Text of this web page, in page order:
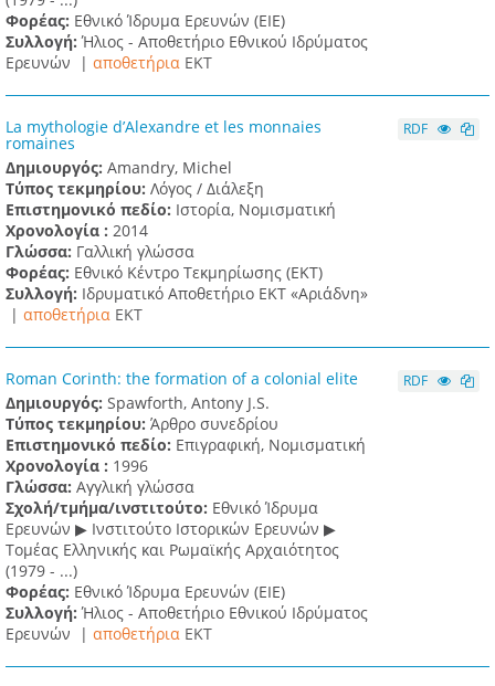
Φορέας: Εθνικό Ίδρυμα Ερευνών (ΕΙΕ)
Συλλογή:Ήλιος - Αποθετήριο Εθνικού Ιδρύματος
Ερευνών | αποθετήρια EKT
La mythologie d’Alexandre et les monnaies
romaines
Δημιουργός: Amandry, Michel
Τύπος τεκμηρίου: Λόγος / Διάλεξη
Επιστημονικό πεδίο: Ιστορία, Νομισματική
Χρονολογία : 2014
Γλώσσα: Γαλλική γλώσσα
Φορέας: Εθνικό Κέντρο Τεκμηρίωσης (ΕΚΤ)
Συλλογή: Ιδρυματικό Αποθετήριο ΕΚΤ «Αριάδνη»
| αποθετήρια EKT
RDF
Roman Corinth: the formation of a colonial elite
Δημιουργός: Spawforth, Antony J.S.
Τύπος τεκμηρίου: Άρθρο συνεδρίου
Επιστημονικό πεδίο: Επιγραφική, Νομισματική
Χρονολογία : 1996
Γλώσσα: Αγγλική γλώσσα
Σχολή/τμήμα/ινστιτούτο: Εθνικό Ίδρυμα
Ερευνών ▶ Ινστιτούτο Ιστορικών Ερευνών ▶
Τομέας Ελληνικής και Ρωμαϊκής Αρχαιότητος
(1979 - ...)
Φορέας: Εθνικό Ίδρυμα Ερευνών (ΕΙΕ)
Συλλογή:Ήλιος - Αποθετήριο Εθνικού Ιδρύματος
Ερευνών | αποθετήρια EKT
RDF